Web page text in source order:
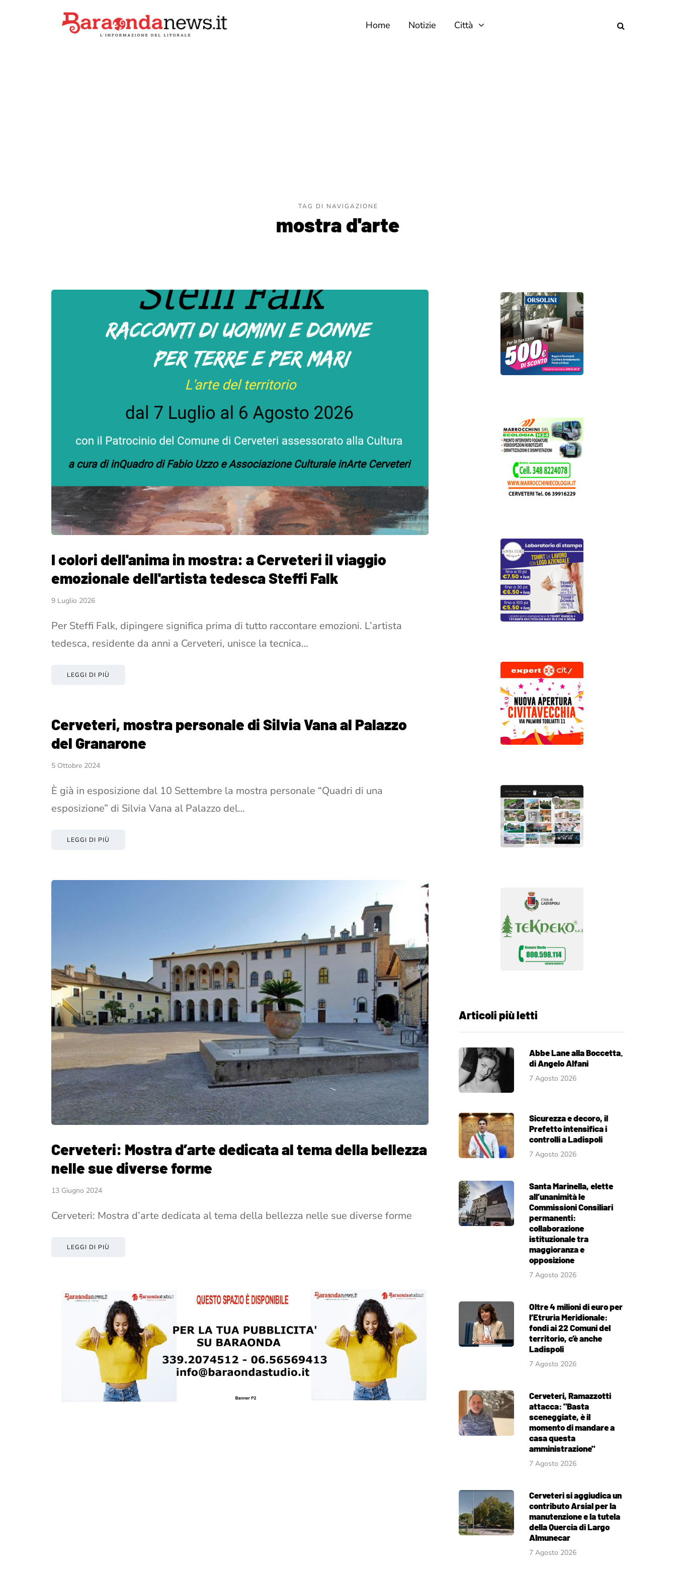
Home Notizie Città
TAG DI NAVIGAZIONE
mostra d'arte
I colori dell'anima in mostra: a Cerveteri il viaggio
emozionale dell'artista tedesca Steffi Falk
9 Luglio 2026
Per Steffi Falk, dipingere significa prima di tutto raccontare emozioni. L’artista
tedesca, residente da anni a Cerveteri, unisce la tecnica…
LEGGI DI PIÙ
Cerveteri, mostra personale di Silvia Vana al Palazzo
del Granarone
5 Ottobre 2024
È già in esposizione dal 10 Settembre la mostra personale “Quadri di una
esposizione” di Silvia Vana al Palazzo del…
LEGGI DI PIÙ
Cerveteri: Mostra d’arte dedicata al tema della bellezza
nelle sue diverse forme
13 Giugno 2024
Cerveteri: Mostra d’arte dedicata al tema della bellezza nelle sue diverse forme
LEGGI DI PIÙ
Articoli più letti
Abbe Lane alla Boccetta.
di Angelo Alfani
7 Agosto 2026
Sicurezza e decoro, il
Prefetto intensifica i
controlli a Ladispoli
7 Agosto 2026
Santa Marinella, elette
all’unanimità le
Commissioni Consiliari
permanenti:
collaborazione
istituzionale tra
maggioranza e
opposizione
7 Agosto 2026
Oltre 4 milioni di euro per
l’Etruria Meridionale:
fondi ai 22 Comuni del
territorio, c’è anche
Ladispoli
7 Agosto 2026
Cerveteri, Ramazzotti
attacca: "Basta
sceneggiate, è il
momento di mandare a
casa questa
amministrazione"
7 Agosto 2026
Cerveteri si aggiudica un
contributo Arsial per la
manutenzione e la tutela
della Quercia di Largo
Almunecar
7 Agosto 2026